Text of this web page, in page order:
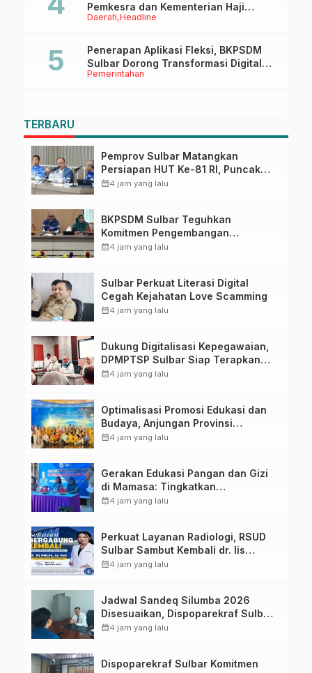
Daerah Headline
Pemkesra dan Kementerian Haji
Sulbar Tinjau Lokasi
Pemerintahan
Penerapan Aplikasi Fleksi, BKPSDM
Sulbar Dorong Transformasi Digital
Sistem Kehadiran ASN
TERBARU
Pemprov Sulbar Matangkan
Persiapan HUT Ke-81 RI, Puncak
Upacara di Lapangan Ahmad
calendar_month4 jam yang lalu
BKPSDM Sulbar Teguhkan
Komitmen Pengembangan
Kompetensi ASN melalui
calendar_month4 jam yang lalu
Sulbar Perkuat Literasi Digital
Cegah Kejahatan Love Scamming
calendar_month4 jam yang lalu
Dukung Digitalisasi Kepegawaian,
DPMPTSP Sulbar Siap Terapkan
Aplikasi FLEKSI ASN
calendar_month4 jam yang lalu
Optimalisasi Promosi Edukasi dan
Budaya, Anjungan Provinsi
Sulawesi Barat Perkuat Kolaborasi
calendar_month4 jam yang lalu
Gerakan Edukasi Pangan dan Gizi
di Mamasa: Tingkatkan
Pengetahuan dan Keterampilan
calendar_month4 jam yang lalu
Perkuat Layanan Radiologi, RSUD
Sulbar Sambut Kembali dr. Iis
Imelda, Sp.Rad
calendar_month4 jam yang lalu
Jadwal Sandeq Silumba 2026
Disesuaikan, Dispoparekraf Sulbar
Pastikan Persiapan Tetap
calendar_month4 jam yang lalu
Dispoparekraf Sulbar Komitmen